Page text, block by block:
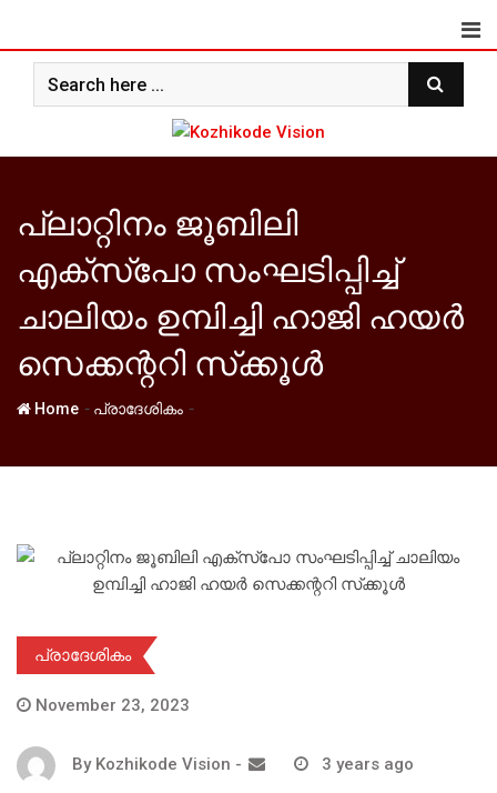
content
പ്ലാറ്റിനം ജൂബിലി
എക്സ്പോ സംഘടിപ്പിച്ച്
ചാലിയം ഉമ്പിച്ചി ഹാജി ഹയര്‍
സെക്കന്ററി സ്‌ക്കൂള്‍
Home - പ്രാദേശികം -
പ്രാദേശികം
November 23, 2023
By Kozhikode Vision - 3 years ago